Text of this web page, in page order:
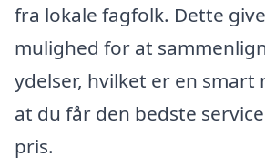
fra lokale fagfolk. Dette
mulighed for at
ydelser, hvilket er en smart
at du får den bedste
pris.